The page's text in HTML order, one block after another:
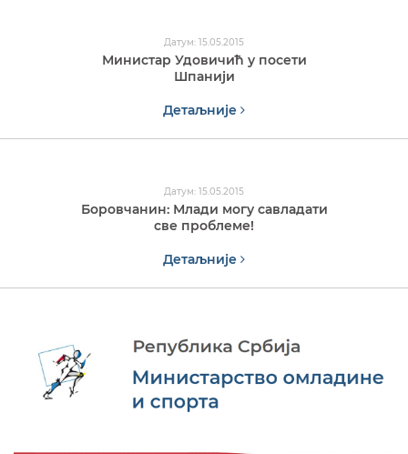
Датум: 15.05.2015
Министар Удовичић у посети
Шпанији
Детаљније
Датум: 15.05.2015
Боровчанин: Млади могу савладати
све проблеме!
Детаљније